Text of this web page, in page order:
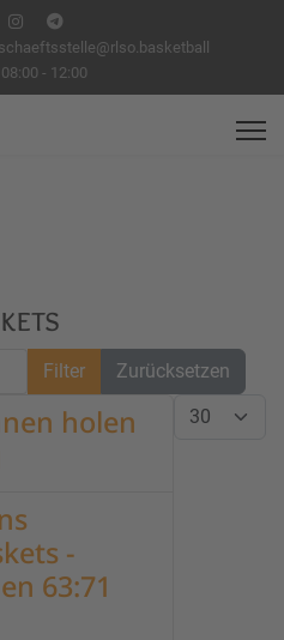
- 12:00
Filter Zurücksetzen
Anzeige #
holen
-
63:71